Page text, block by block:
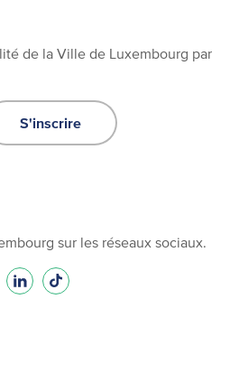
de la Ville de Luxembourg par
S'inscrire
sur les réseaux sociaux.